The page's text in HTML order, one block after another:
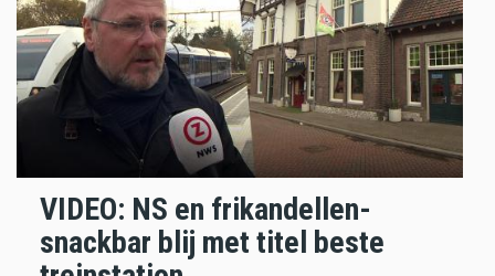
VIDEO: NS en frikandellen-
snackbar blij met titel beste